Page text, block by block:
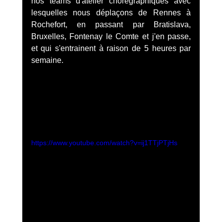
lesquelles nous déplaçons de Rennes à
Rochefort, en passant par Bratislava,
Bruxelles, Fontenay le Comte et j'en passe,
et qui s'entrainent à raison de 5 heures par
semaine.
https://www.youtube.com/watch?v=ij1TTjPTjHs